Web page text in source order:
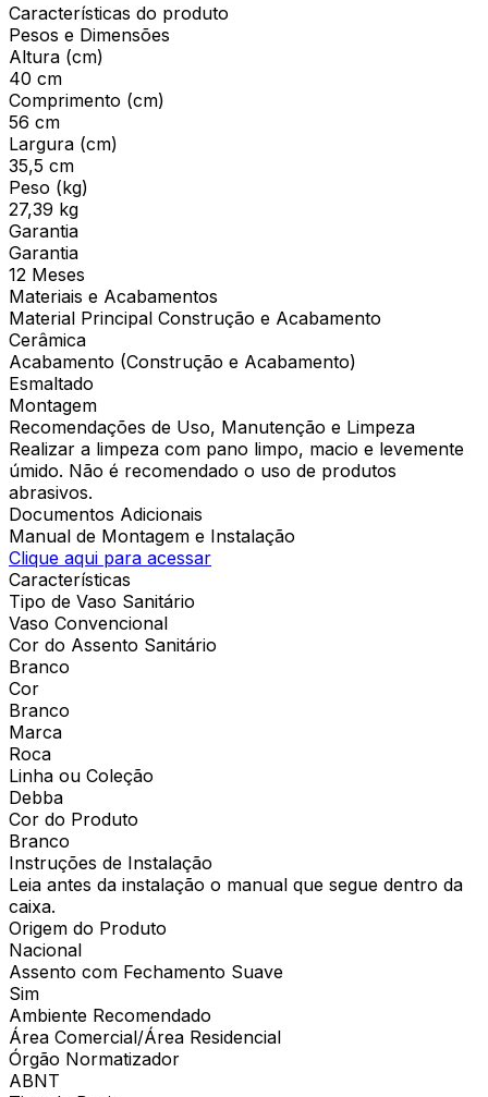
Características do produto
Pesos e Dimensões
Altura (cm)
40 cm
Comprimento (cm)
56 cm
Largura (cm)
35,5 cm
Peso (kg)
27,39 kg
Garantia
Garantia
12 Meses
Materiais e Acabamentos
Material Principal Construção e Acabamento
Cerâmica
Acabamento (Construção e Acabamento)
Esmaltado
Montagem
Recomendações de Uso, Manutenção e Limpeza
Realizar a limpeza com pano limpo, macio e levemente
úmido. Não é recomendado o uso de produtos
abrasivos.
Documentos Adicionais
Manual de Montagem e Instalação
Clique aqui para acessar
Características
Tipo de Vaso Sanitário
Vaso Convencional
Cor do Assento Sanitário
Branco
Cor
Branco
Marca
Roca
Linha ou Coleção
Debba
Cor do Produto
Branco
Instruções de Instalação
Leia antes da instalação o manual que segue dentro da
caixa.
Origem do Produto
Nacional
Assento com Fechamento Suave
Sim
Ambiente Recomendado
Área Comercial/Área Residencial
Órgão Normatizador
ABNT